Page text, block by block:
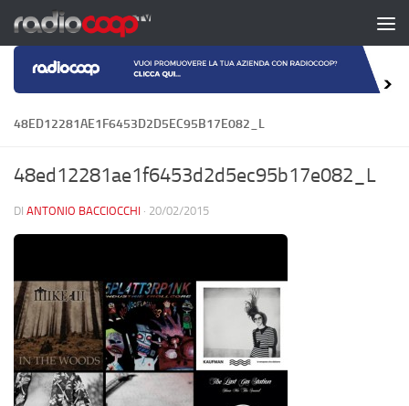
Salta al contenuto
48ED12281AE1F6453D2D5EC95B17E082_L
48ed12281ae1f6453d2d5ec95b17e082_L
DI ANTONIO BACCIOCCHI · 20/02/2015